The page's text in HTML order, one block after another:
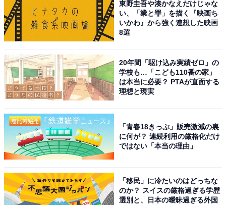
東野圭吾や湊かなえだけじゃな
い、「業と罪」を描く『映画ち
いかわ』から強く連想した映画
8選
20年間「駆け込み実績ゼロ」の
学校も…「こども110番の家」
は本当に必要？ PTAが直面する
理想と現実
「青春18きっぷ」販売激減の裏
に何が？ 連続利用の厳格化だけ
ではない「本当の理由」
「移民」に冷たいのはどっちな
のか？ スイスの厳格過ぎる学歴
選別と、日本の曖昧過ぎる外国